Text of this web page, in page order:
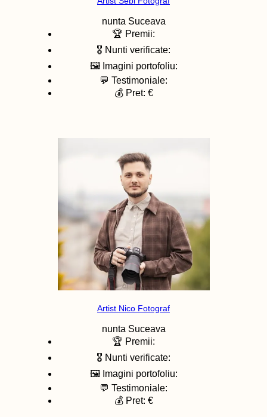
nunta Suceava
🏆 Premii:
🎖️ Nunti verificate:
🖼️ Imagini portofoliu:
💬 Testimoniale:
💰 Pret: €
Artist Nico Fotograf
nunta Suceava
🏆 Premii:
🎖️ Nunti verificate:
🖼️ Imagini portofoliu:
💬 Testimoniale:
💰 Pret: €